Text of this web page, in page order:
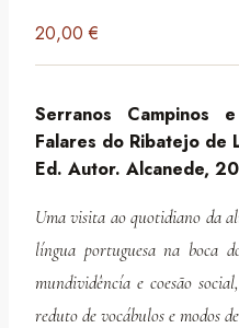
20,00€
Serranos Campinos
Falares do Ribatejo de
Ed. Autor. Alcanede,
Uma visita ao quotidiano da
língua portuguesa na boca
mundividêncía e coesão
reduto de vocábulos e modos